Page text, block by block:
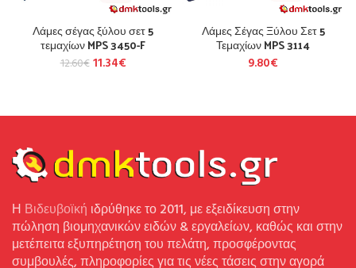
Λάμες σέγας ξύλου σετ 5
τεμαχίων MPS 3450-F
12.60€ 11.34€
Λάμες Σέγας Ξύλου Σετ 5
Τεμαχίων MPS 3114
9.80€
Η Βιδευβοϊκή ιδρύθηκε το 2011, με εξειδίκευση στην
πώληση βιομηχανικών ειδών & εργαλείων, καθώς και στην
μετέπειτα εξυπηρέτηση του πελάτη, προσφέροντας
συμβουλές, πληροφορίες για τις νέες τάσεις στην αγορά